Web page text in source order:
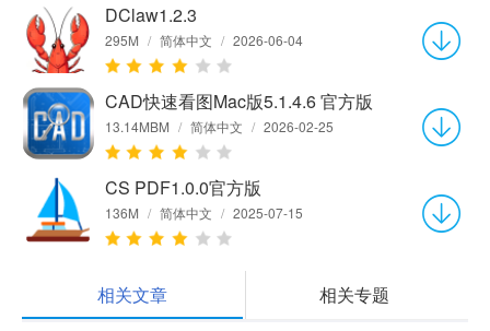
DClaw1.2.3
295M / 简体中文 / 2026-06-04
CAD快速看图Mac版5.1.4.6 官方版
13.14MBM / 简体中文 / 2026-02-25
CS PDF1.0.0官方版
136M / 简体中文 / 2025-07-15
相关文章 相关专题